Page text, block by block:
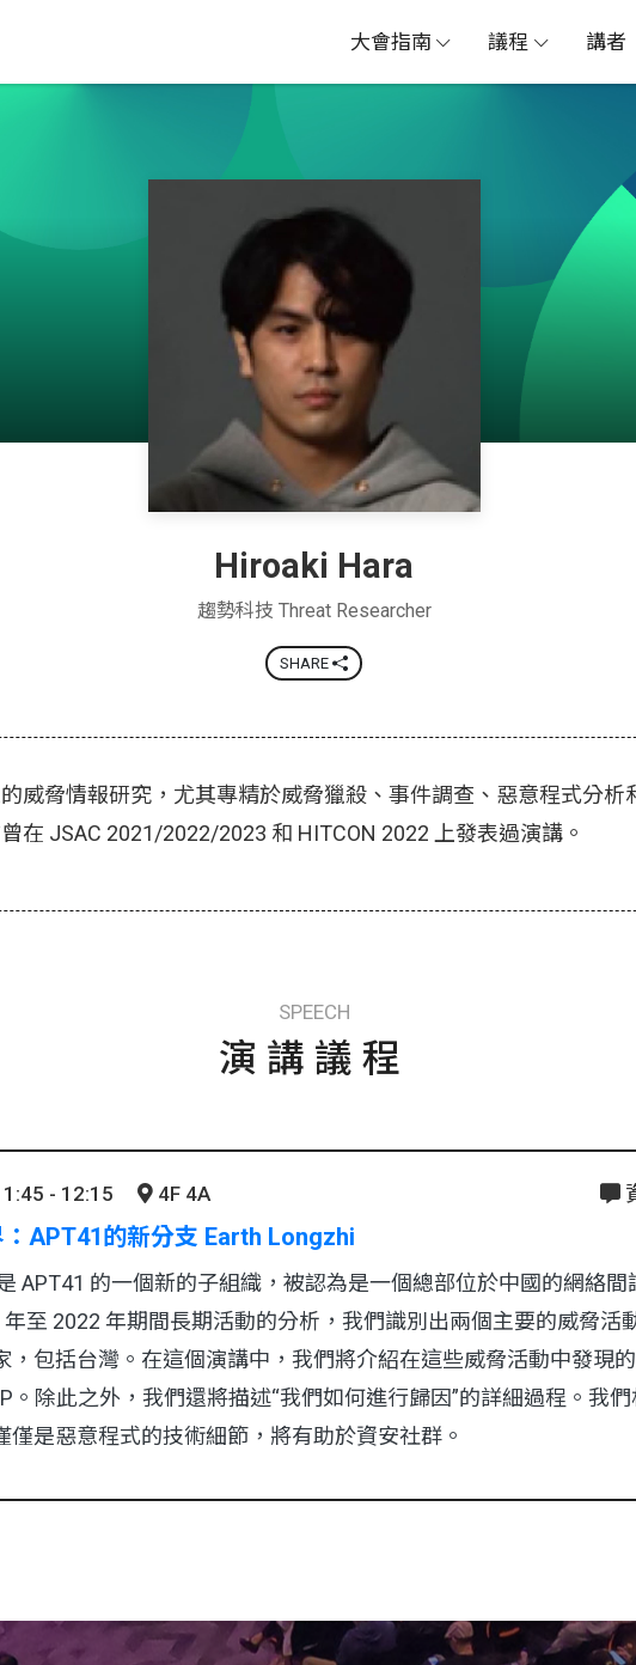
大會指南 議程 講者
Hiroaki Hara
趨勢科技 Threat Researcher
SHARE
威脅情報研究，尤其專精於威脅獵殺、事件調查、惡意程式分析
在 JSAC 2021/2022/2023 和 HITCON 2022 上發表過演講。
SPEECH
演講議程
- 12:15 4F 4A
APT41的新分支 Earth Longzhi
APT41 的一個新的子組織，被認為是一個總部位於中國的網絡間
至 2022 年期間長期活動的分析，我們識別出兩個主要的威脅活
，包括台灣。在這個演講中，我們將介紹在這些威脅活動中發現
。除此之外，我們還將描述“我們如何進行歸因”的詳細過程。我
僅是惡意程式的技術細節，將有助於資安社群。